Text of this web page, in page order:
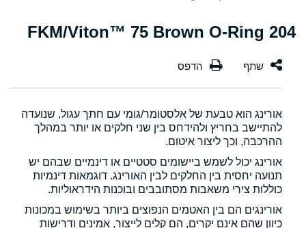
204 FKM/Viton™ 75 Brown O-Ring
אורינג הוא טבעת של אלסטומר/גומי עם חתך עגול, שנועדה
להתיישב בחריץ ולהידחס בין שני חלקים או יותר במהלך
ההרכבה, וכך ליצור איטום.
אורינג יכול לשמש ביישומים סטטיים או דינמיים שבהם יש
תנועה יחסית בין החלקים לבין האורינג. דוגמאות דינמיות
כוללות צירי משאבות מסתובבים ובוכנות הידראוליות.
אורינגים הם בין האטמים הנפוצים ביותר בשימוש במכונות
כיוון שהם אינם יקרים, הם קלים לייצור, אמינים ודרישות